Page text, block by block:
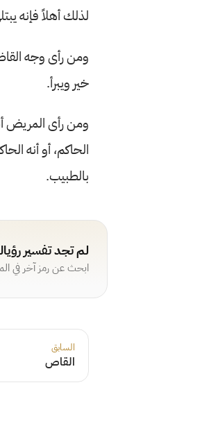
لذلك أهلاً فإنه
ومن رأى وجه
خير ويبرأ.
ومن رأى المريض
الحاكم، أو أنه
بالطبيب.
لم تجد تفسير
ابحث عن رمز آخر في
السابق
القاص